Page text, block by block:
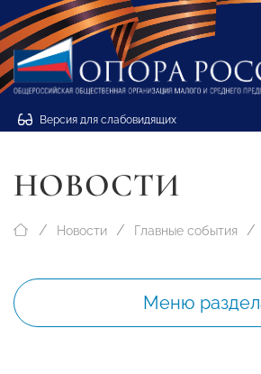
Версия для слабовидящих
НОВОСТИ
Новости Главные события
Меню